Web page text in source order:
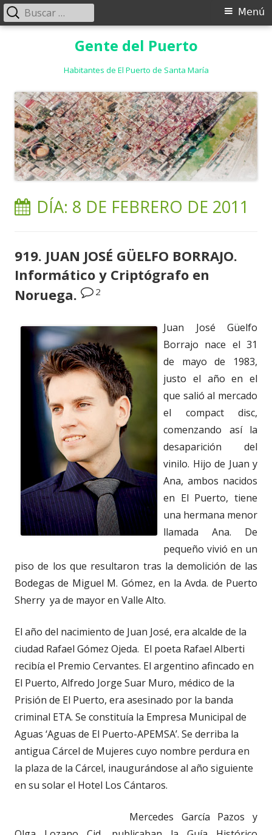
Gente del Puerto
Habitantes de El Puerto de Santa María
Menú
Menú
Buscar:
DÍA: 8 DE FEBRERO DE 2011
919. JUAN JOSÉ GÜELFO BORRAJO.
Informático y Criptógrafo en
Noruega.
2
Juan José Güelfo
Borrajo nace el 31
de mayo de 1983,
justo el año en el
que salió al mercado
el compact disc,
comenzando así la
desaparición del
vinilo. Hijo de Juan y
Ana, ambos nacidos
en El Puerto, tiene
una hermana menor
llamada Ana. De
pequeño vivió en un
piso de los que resultaron tras la demolición de las
Bodegas de Miguel M. Gómez, en la Avda. de Puerto
Sherry ya de mayor en Valle Alto.
El año del nacimiento de Juan José, era alcalde de la
ciudad Rafael Gómez Ojeda. El poeta Rafael Alberti
recibía el Premio Cervantes. El argentino afincado en
El Puerto, Alfredo Jorge Suar Muro, médico de la
Prisión de El Puerto, era asesinado por la banda
criminal ETA. Se constituía la Empresa Municipal de
Aguas ‘Aguas de El Puerto-APEMSA’. Se derriba la
antigua Cárcel de Mujeres cuyo nombre perdura en
la plaza de la Cárcel, inaugurándose al año siguiente
en su solar el Hotel Los Cántaros.
Mercedes García Pazos y